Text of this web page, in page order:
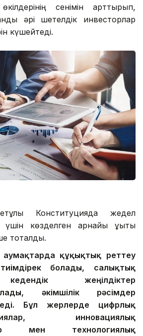
сенімін арттырып,
әрі шетелдік инвесторлар
күшейтеді.
Конституцияда жедел
көзделген арнайы құқықтық
тоқталды.
құқықтық реттеу
тиімдірек болады, салықтық
жеңілдіктер
әкімшілік рәсімдер
Бұл жерлерде цифрлық
инновациялық
мен технологиялық